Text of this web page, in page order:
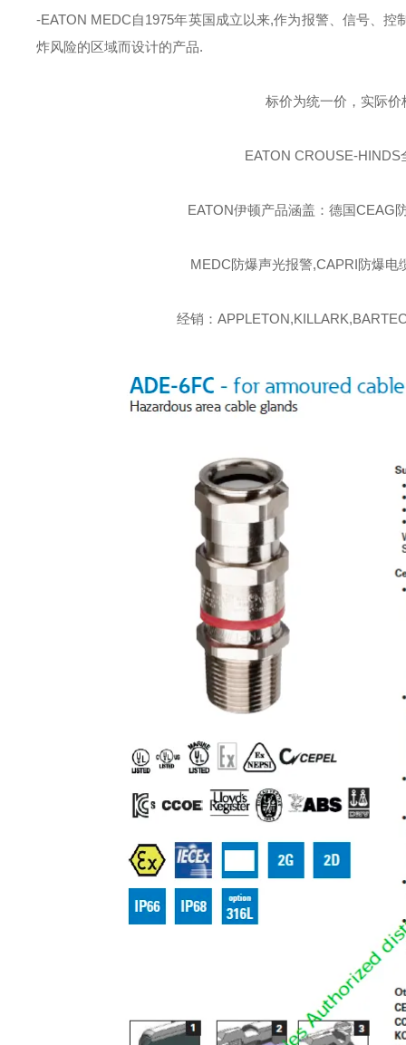
-EATON MEDC自1975年英国成立以来,作为报警、信号、控
炸风险的区域而设计的产品.
标价为统一价，实际
EATON CROUSE-HINDS
EATON伊顿产品涵盖：德国CEAG
MEDC防爆声光报警,CAPRI防爆
经销：